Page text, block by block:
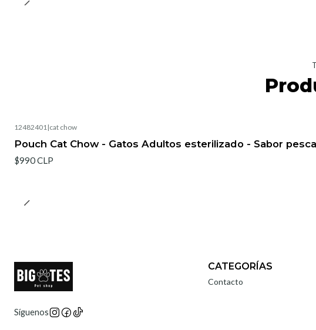
12482401|cat chow
Pouch Cat Chow - Gatos Adultos esterilizado - Sabor
$990 CLP
Síguenos
CATEGORÍAS
Contacto